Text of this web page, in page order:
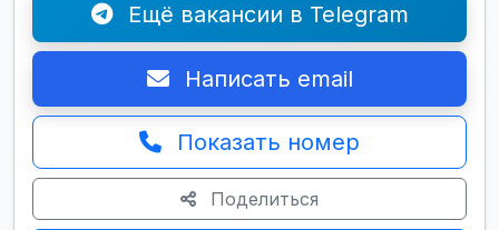
Ещё вакансии в Telegram
Написать email
Показать номер
Поделиться